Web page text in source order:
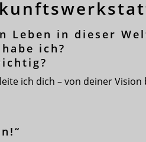
Leben in dieser
ich?
ich dich – von deiner